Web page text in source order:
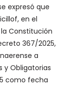
expresó que
en el
Constitución
367/2025,
a
y Obligatorias
como fecha